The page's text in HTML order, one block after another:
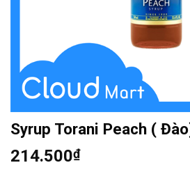
Syrup Torani Peach (
214.500₫